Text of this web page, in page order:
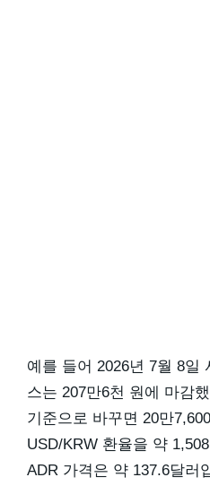
예를 들어 2026년 7월 8일
스는 207만6천 원에 마감
기준으로 바꾸면 20만
USD/KRW 환율을 약
ADR 가격은 약 137.6달러